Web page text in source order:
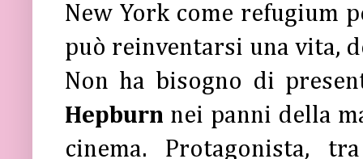
New York come refugium
può reinventarsi una vita,
Non ha bisogno di
Hepburn nei panni della
cinema. Protagonista,